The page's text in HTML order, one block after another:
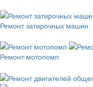
Ремонт затирочных машин
Ремонт мотопомп